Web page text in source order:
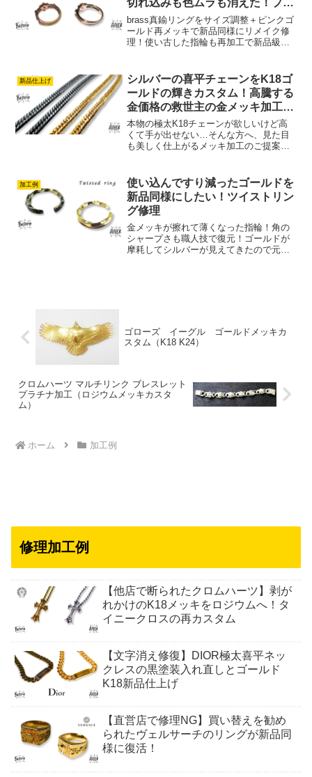
切れ込みも色ムラも消えた！プロ
職人のリング再生
brass真鍮リングをサイズ調整＋ピンクゴ
ールド再メッキで新品同様にリメイク修
理！使い古した指輪も再加工で新品級
上げお気に入りのbrass（真鍮製）リング
も、長年...
新品仕上げ
シルバーの喜平チェーンをK18ゴ
ールドの輝きカスタム！高騰する
金価格の救世主の金メッキ加工修
理
本物の極太K18チェーンが欲しいけど高
くて手が出せない…そんな方へ、見た目
も美しく仕上がるメッキ加工のご提案！
厳しい…」そんなお悩みをお持ちの方に
おすすめしたいのが、...
加工例
使い込んですり減ったゴールドを
新品同様にしたい！ツイストリン
グ修理
金メッキが擦れて薄くなった指輪！角の
シャープさも職人技で復元！ゴールドが
摩耗してシルバーが見えてきたので元の
ゴローズ イーグル ゴールドメッキカ
スタム（K18 K24）
クロムハーツ マルチリンク ブレスレット
プラチナ加工（ロジウムメッキカスタ
ム）
ホーム 加工例
修理加工例
【他店で断られたクロムハーツ】剥が
れかけのK18メッキをロジウムへ！タ
イニークロスの再カスタム
【文字消え修復】DIOR極太喜平ネッ
クレスの黒塗装入れ直しとゴールド
K18新品仕上げ
【直営店で修理NG】買い替えを勧め
られたヴェルサーチのリングが新品同
様に復活！